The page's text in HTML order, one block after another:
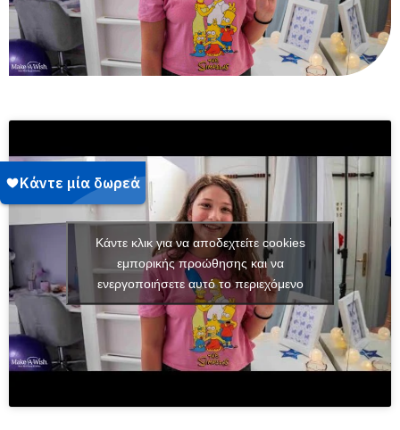
Κάντε κλικ για να αποδεχτείτε cookies
εμπορικής προώθησης και να
ενεργοποιήσετε αυτό το περιεχόμενο